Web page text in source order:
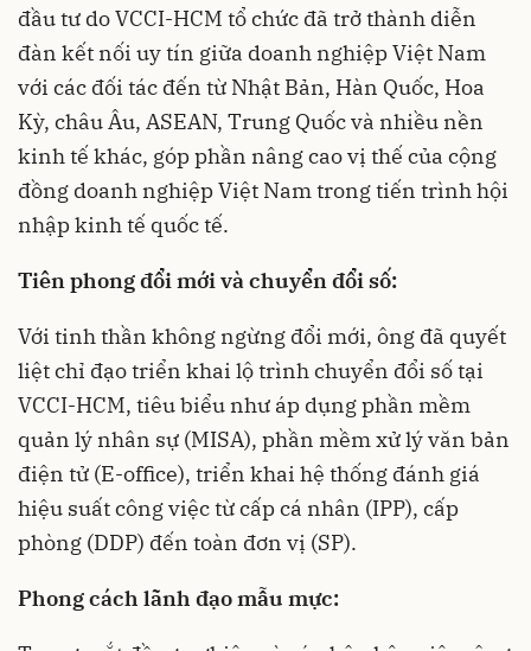
đầu tư do VCCI-HCM tổ chức đã trở thành diễn
đàn kết nối uy tín giữa doanh nghiệp Việt Nam
với các đối tác đến từ Nhật Bản, Hàn Quốc, Hoa
Kỳ, châu Âu, ASEAN, Trung Quốc và nhiều nền
kinh tế khác, góp phần nâng cao vị thế của cộng
đồng doanh nghiệp Việt Nam trong tiến trình hội
nhập kinh tế quốc tế.
Tiên phong đổi mới và chuyển đổi số:
Với tinh thần không ngừng đổi mới, ông đã quyết
liệt chỉ đạo triển khai lộ trình chuyển đổi số tại
VCCI-HCM, tiêu biểu như áp dụng phần mềm
quản lý nhân sự (MISA), phần mềm xử lý văn bản
điện tử (E-office), triển khai hệ thống đánh giá
hiệu suất công việc từ cấp cá nhân (IPP), cấp
phòng (DDP) đến toàn đơn vị (SP).
Phong cách lãnh đạo mẫu mực: